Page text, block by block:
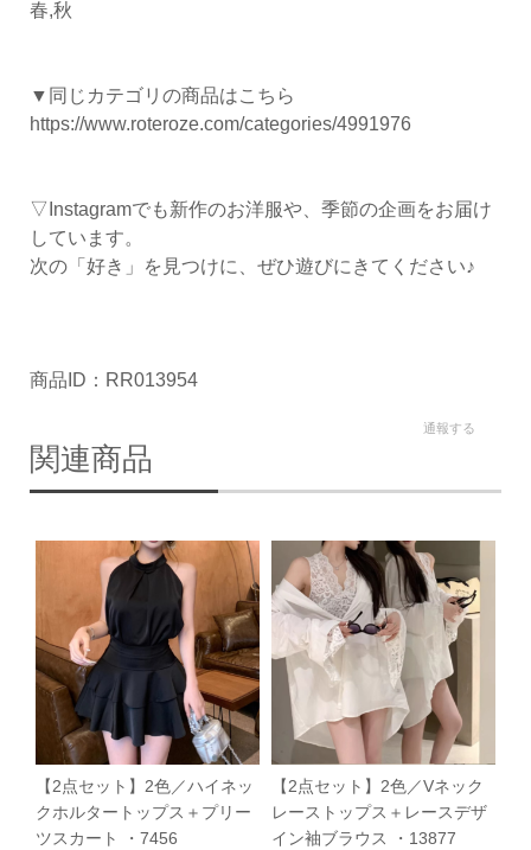
春,秋
▼同じカテゴリの商品はこちら
https://www.roteroze.com/categories/4991976
▽Instagramでも新作のお洋服や、季節の企画をお届け
しています。
次の「好き」を見つけに、ぜひ遊びにきてください♪
商品ID：RR013954
通報する
関連商品
【2点セット】2色／ハイネッ
クホルタートップス＋プリー
ツスカート ・7456
【2点セット】2色／Vネック
レーストップス＋レースデザ
イン袖ブラウス ・13877